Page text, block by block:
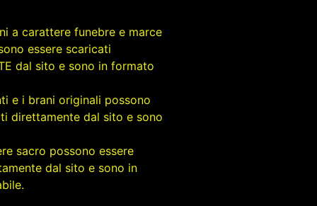
a carattere funebre e marce
essere scaricati
dal sito e sono in formato
e i brani originali possono
direttamente dal sito e sono
sacro possono essere
dal sito e sono in